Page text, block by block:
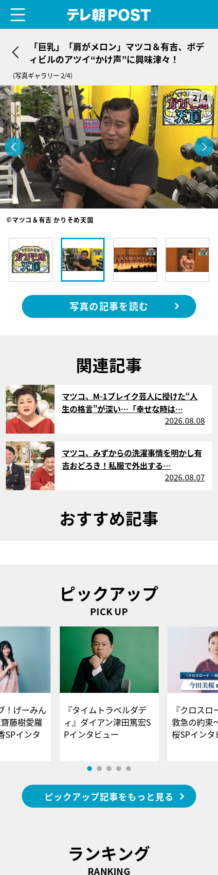
「巨乳」「肩がメロン」マツコ＆有吉、ボデ
ィビルのアツイ“かけ声”に興味津々！
（写真ギャラリー 2/4）
2/4
©マツコ＆有吉 かりそめ天国
写真の記事を読む
関連記事
サムネイル
マツコ、M-1ブレイク芸人に授けた“人
生の格言”が深い…「幸せな時は…
2026.08.08
サムネイル
マツコ、みずからの洗濯事情を明かし有
吉おどろき！私服で外出する…
2026.08.07
おすすめ記事
ピックアップ
PICK UP
！げーみん
藤樹愛羅
SPインタ
『タイムトラベルダデ
ィ』ダイアン津田篤宏S
Pインタビュー
『クロス
救急の約束
桜SPイ
ピックアップ記事をもっと見る
ランキング
RANKING